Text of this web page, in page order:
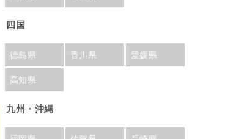
四国
徳島県 香川県 愛媛県
高知県
九州・沖縄